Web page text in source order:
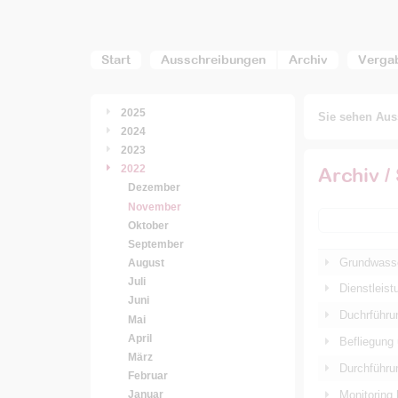
Start Ausschreibungen Archiv
2025
2024
2023
2022
Dezember
November
Oktober
September
August
Juli
Juni
Mai
April
März
Februar
Januar
Sie sehen
Archiv /
Monitoring